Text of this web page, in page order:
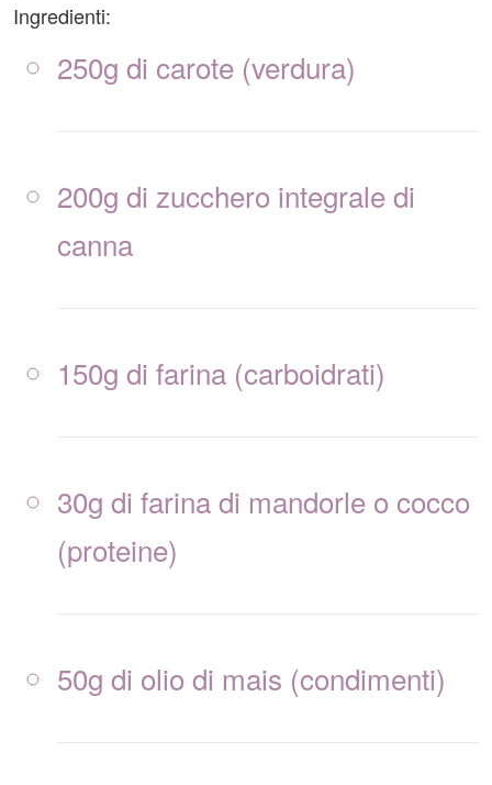
Ingredienti:
250g di carote (verdura)
200g di zucchero integrale di
canna
150g di farina (carboidrati)
30g di farina di mandorle o cocco
(proteine)
50g di olio di mais (condimenti)